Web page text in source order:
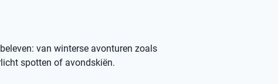
van winterse avonturen zoals
spotten of avondskiën.